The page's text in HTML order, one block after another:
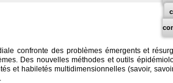
confronte des problèmes émergents et
Des nouvelles méthodes et outils
et habiletés multidimensionnelles (savoir,